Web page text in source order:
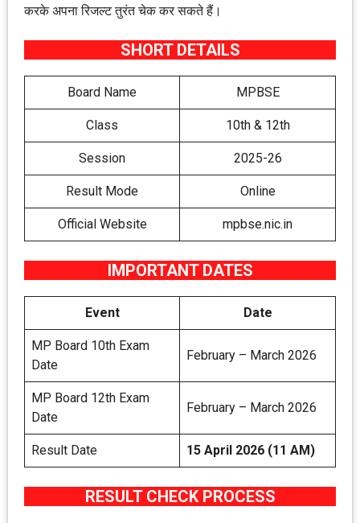
करके अपना रिजल्ट तुरंत चेक कर सकते हैं।
SHORT DETAILS
Board Name MPBSE
Class 10th & 12th
Session 2025-26
Result Mode Online
Official Website mpbse.nic.in
IMPORTANT DATES
Event Date
MP Board 10th Exam
Date
February – March 2026
MP Board 12th Exam
Date
February – March 2026
Result Date 15 April 2026 (11 AM)
RESULT CHECK PROCESS